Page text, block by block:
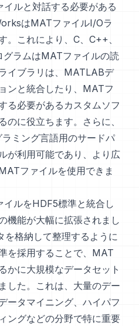
ルと対話する必要がある
はMATファイルI/Oラ
。これにより、C、C++、
ラムはMATファイルの読
イブラリは、MATLABデ
ンと統合したり、MATフ
る必要があるカスタムソフ
のに役立ちます。さらに、
ミング言語用のサードパ
が利用可能であり、より広
ファイルを使用できま
ルをHDF5標準と統合し
機能が大幅に拡張されまし
を格納して整理するように
を採用することで、MAT
かに大規模なデータセット
した。これは、大量のデー
ータマイニング、ハイパフ
ングなどの分野で特に重要